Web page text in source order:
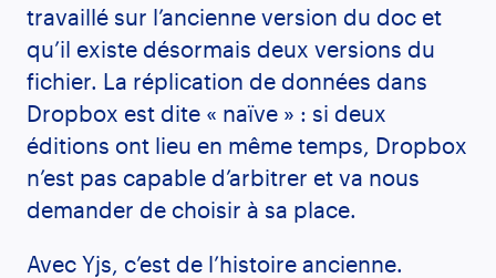
travaillé sur l’ancienne version du doc et
qu’il existe désormais deux versions du
fichier. La réplication de données dans
Dropbox est dite « naïve » : si deux
éditions ont lieu en même temps, Dropbox
n’est pas capable d’arbitrer et va nous
demander de choisir à sa place.
Avec Yjs, c’est de l’histoire ancienne.